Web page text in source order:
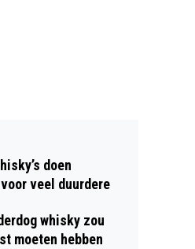
doen
veel duurdere
whisky zou
moeten hebben